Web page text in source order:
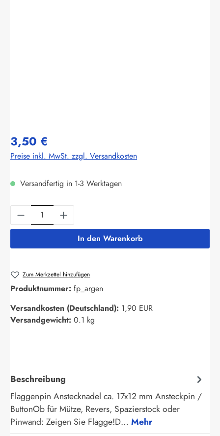
3,50 €
Preise inkl. MwSt. zzgl. Versandkosten
Versandfertig in 1-3 Werktagen
Produkt Anzahl: Gib den gewünschten
In den Warenkorb
Zum Merkzettel hinzufügen
Produktnummer: fp_argen
Versandkosten (Deutschland): 1,90 EUR
Versandgewicht: 0.1 kg
Beschreibung
Flaggenpin Anstecknadel ca. 17x12 mm Ansteckpin /
ButtonOb für Mütze, Revers, Spazierstock oder
Pinwand: Zeigen Sie Flagge!D… Mehr